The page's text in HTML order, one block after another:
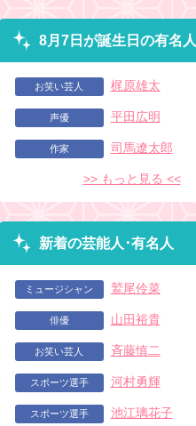
8月7日が誕生日の有名人
お笑い芸人 梶原雄太
声優 平田広明
作家 司馬遼太郎
>> もっと見る <<
新着の芸能人･有名人
ミュージシャン 鷲尾伶菜
俳優 山田裕貴
お笑い芸人 斉藤慎二
スポーツ選手 河村勇輝
スポーツ選手 池江璃花子